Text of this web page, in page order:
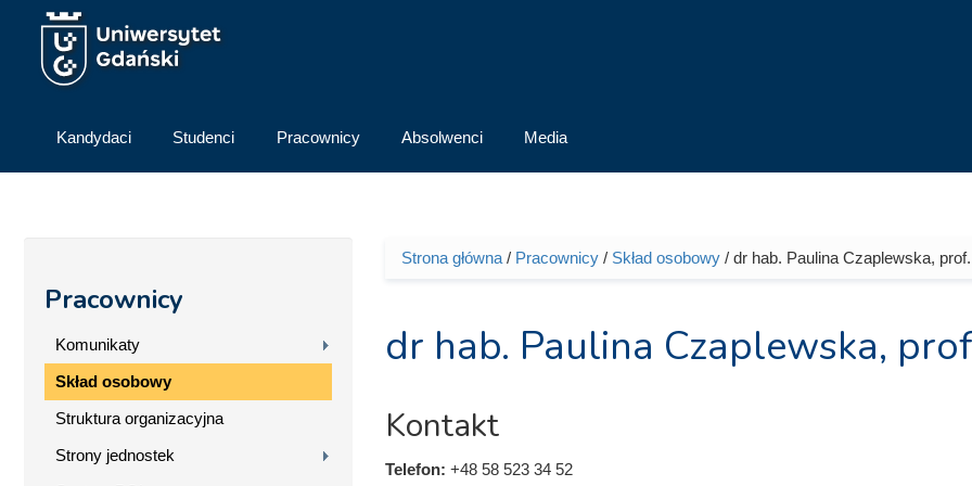
Przejdź do treści
Kandydaci Studenci Pracownicy Absolwenci Media
Pracownicy
Komunikaty
Skład osobowy
Struktura organizacyjna
Strony jednostek
Jesteś tutaj
Strona główna/ Pracownicy/ Skład osobowy/ dr hab. Paulina Czaplewska,
dr hab. Paulina Czaplewska,
Kontakt
Telefon: +48 58 523 34 52